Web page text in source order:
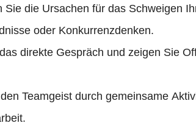
Sie die Ursachen für das Schweigen
oder Konkurrenzdenken.
direkte Gespräch und zeigen Sie
Teamgeist durch gemeinsame